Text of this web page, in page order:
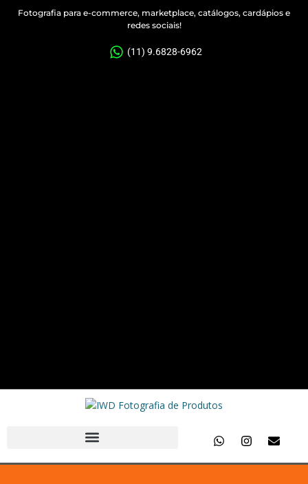
Fotografia para e-commerce, marketplace, catálogos, cardápios e
redes sociais!
(11) 9.6828-6962